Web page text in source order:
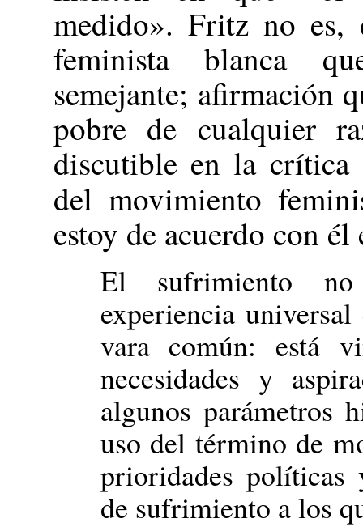
medido». Fritz no es,
feminista blanca
semejante; afirmación
pobre de cualquier
discutible en la crítica
del movimiento
estoy de acuerdo con
El sufrimiento no
experiencia
vara común: está
necesidades y
algunos parámetros
uso del término de
prioridades
de sufrimiento a los